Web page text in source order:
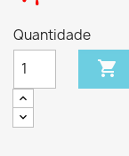
Quantidade
